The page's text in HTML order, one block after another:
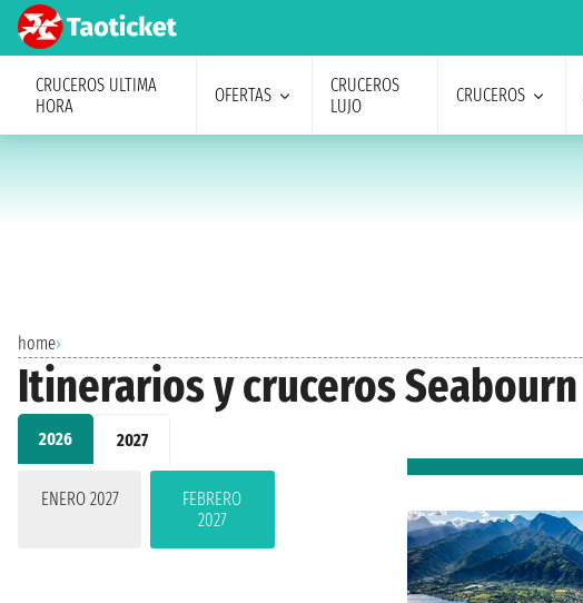
CRUCEROS ULTIMA
HORA
OFERTAS
CRUCEROS
LUJO
CRUCEROS
home›
Itinerarios y cruceros
2026 2027
ENERO 2027
FEBRERO
2027